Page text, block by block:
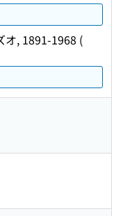
オ, 1891-1968 (